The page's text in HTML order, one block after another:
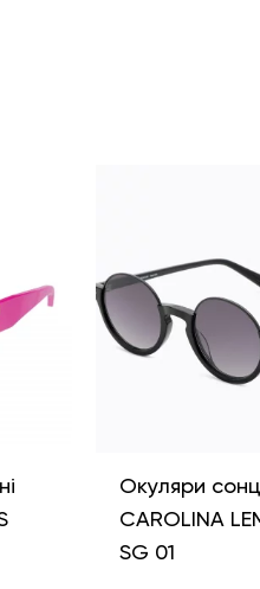
Окуляри
CAROLINA
SG 01